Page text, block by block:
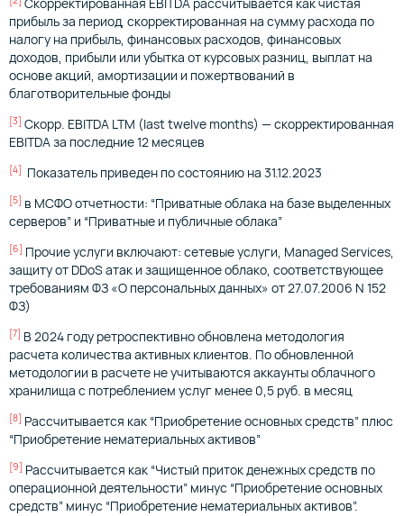
прибыль за период, скорректированная на сумму расхода по
налогу на прибыль, финансовых расходов, финансовых
доходов, прибыли или убытка от курсовых разниц, выплат на
основе акций, амортизации и пожертвований в
благотворительные фонды
[3] Скорр. EBITDA LTM (last twelve months) — скорректированная
EBITDA за последние 12 месяцев
[4] Показатель приведен по состоянию на 31.12.2023
[5] в МСФО отчетности: “Приватные облака на базе выделенных
серверов” и “Приватные и публичные облака”
[6] Прочие услуги включают: сетевые услуги, Managed Services,
защиту от DDoS атак и защищенное облако, соответствующее
требованиям ФЗ «О персональных данных» от 27.07.2006 N 152
ФЗ)
[7] В 2024 году ретроспективно обновлена методология
расчета количества активных клиентов. По обновленной
методологии в расчете не учитываются аккаунты облачного
хранилища с потреблением услуг менее 0,5 руб. в месяц
[8] Рассчитывается как “Приобретение основных средств” плюс
“Приобретение нематериальных активов”
[9] Рассчитывается как “Чистый приток денежных средств по
операционной деятельности” минус “Приобретение основных
средств” минус “Приобретение нематериальных активов”.